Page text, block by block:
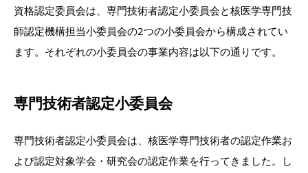
資格認定委員会は、専門技術者認定小委員会と核医学専門技
師認定機構担当小委員会の2つの小委員会から構成されてい
ます。それぞれの小委員会の事業内容は以下の通りです。
専門技術者認定小委員会
専門技術者認定小委員会は、核医学専門技術者の認定作業お
よび認定対象学会・研究会の認定作業を行ってきました。し